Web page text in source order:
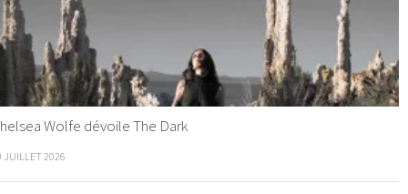
Wolfe dévoile The Dark
JUILLET 2026